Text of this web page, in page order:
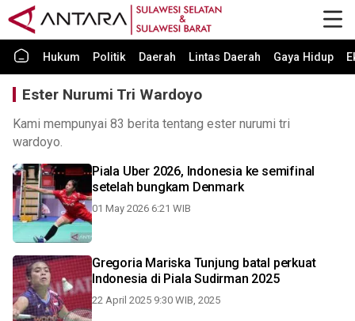
Hukum Politik Daerah Lintas Daerah Gaya Hidup
Ester Nurumi Tri Wardoyo
Kami mempunyai 83 berita tentang ester nurumi tri
wardoyo.
Piala Uber 2026, Indonesia ke semifinal
setelah bungkam Denmark
01 May 2026 6:21 WIB
Gregoria Mariska Tunjung batal perkuat
Indonesia di Piala Sudirman 2025
22 April 2025 9:30 WIB, 2025